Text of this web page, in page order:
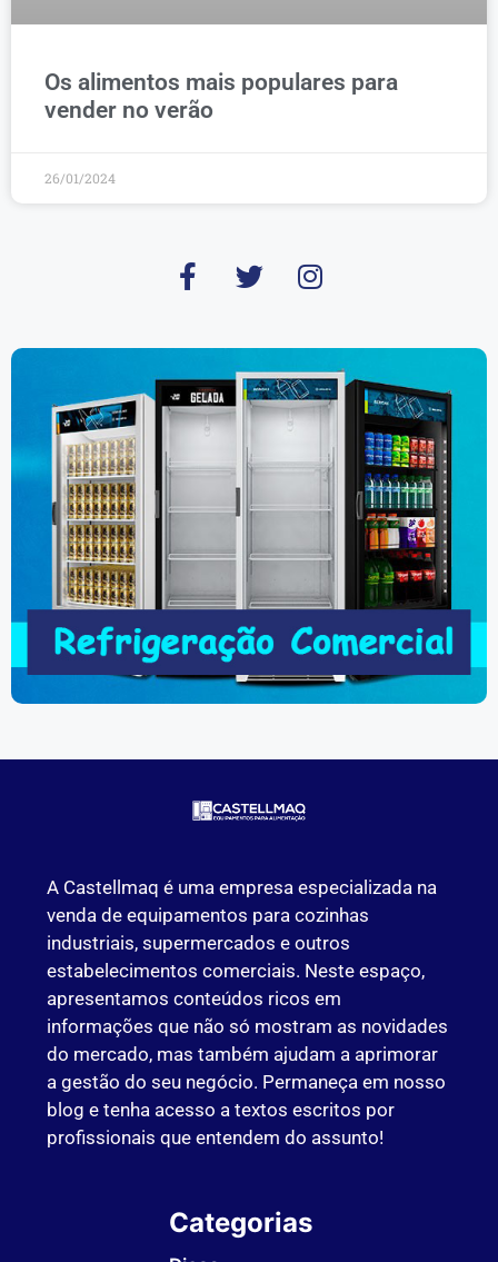
Os alimentos mais populares para
vender no verão
26/01/2024
A Castellmaq é uma empresa especializada na
venda de equipamentos para cozinhas
industriais, supermercados e outros
estabelecimentos comerciais. Neste espaço,
apresentamos conteúdos ricos em
informações que não só mostram as novidades
do mercado, mas também ajudam a aprimorar
a gestão do seu negócio. Permaneça em nosso
blog e tenha acesso a textos escritos por
profissionais que entendem do assunto!
Categorias